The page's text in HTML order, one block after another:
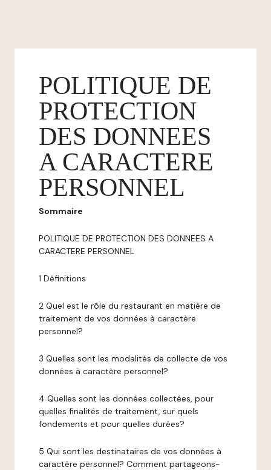
POLITIQUE DE
PROTECTION
DES DONNEES
A CARACTERE
PERSONNEL
Sommaire
POLITIQUE DE PROTECTION DES DONNEES A
CARACTERE PERSONNEL
1 Définitions
2 Quel est le rôle du restaurant en matière de
traitement de vos données à caractère
personnel?
3 Quelles sont les modalités de collecte de vos
données à caractère personnel?
4 Quelles sont les données collectées, pour
quelles finalités de traitement, sur quels
fondements et pour quelles durées?
5 Qui sont les destinataires de vos données à
caractère personnel? Comment partageons-